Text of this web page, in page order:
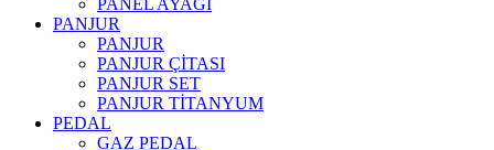
PANEL AYAĞI
PANJUR
PANJUR
PANJUR ÇİTASI
PANJUR SET
PANJUR TİTANYUM
PEDAL
GAZ PEDAL